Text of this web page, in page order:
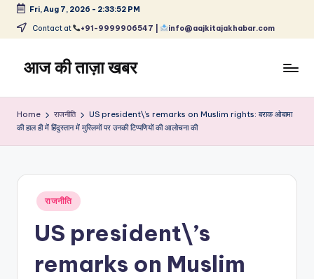
Skip
content
Fri, Aug 7, 2026 - 2:33:52 PM
Contact at +91-9999906547 | info@aajkitajakhabar.com
आज की ताज़ा खबर
ताज़ा
खेल,
और
Home राजनीति
US president\’s remarks on Muslim rights: बराक ओबामा
की हाल ही में हिंदुस्तान में मुस्लिमों पर उनकी टिप्पणियों की आलोचना की
Posted
in
राजनीति
US president\’s
remarks on Muslim